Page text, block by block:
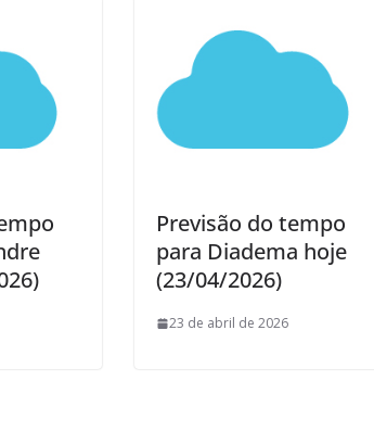
Previsão do tempo
para Diadema hoje
(23/04/2026)
23 de abril de 2026